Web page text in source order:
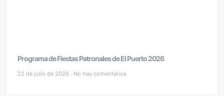
Programa de Fiestas Patronales de El Puerto 2026
22 de julio de 2026 No hay comentarios